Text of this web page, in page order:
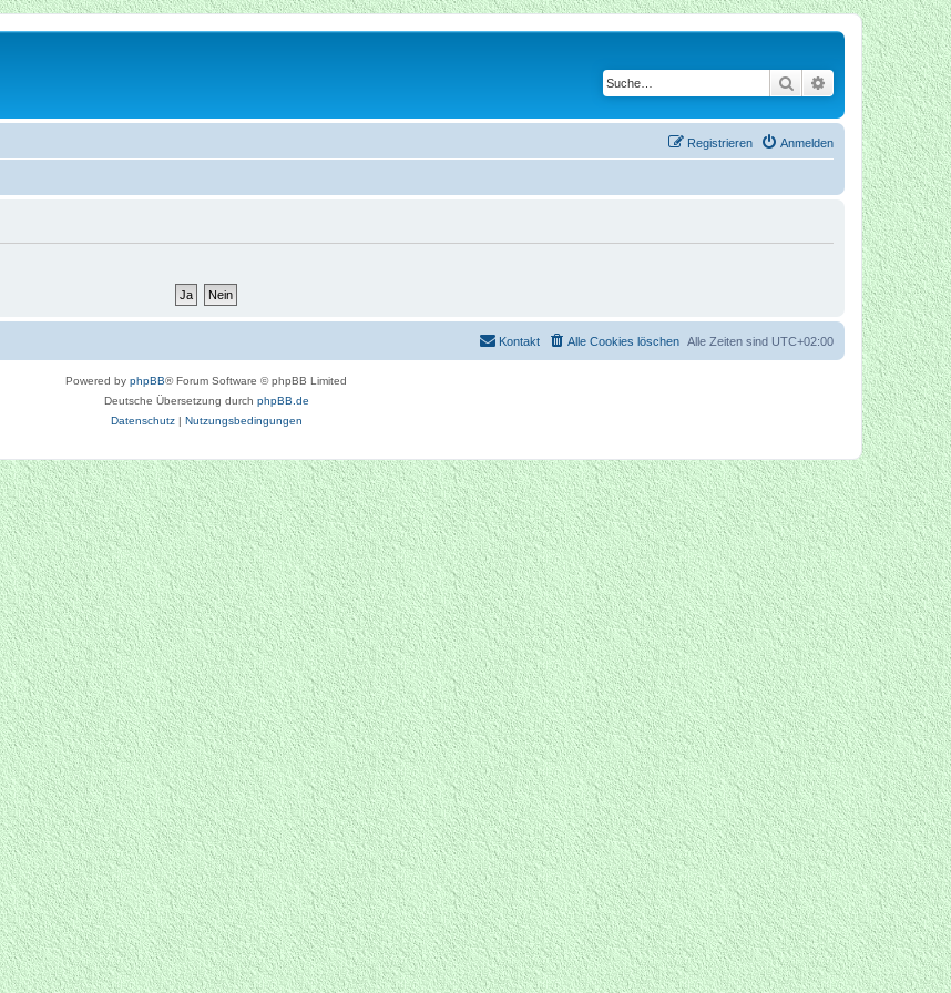
Suche Erweiterte Suche
Anmelden
Registrieren
Alle Zeiten sind UTC+02:00
Alle Cookies löschen
Kontakt
Powered by phpBB® Forum Software © phpBB Limited
Deutsche Übersetzung durch phpBB.de
Datenschutz| Nutzungsbedingungen